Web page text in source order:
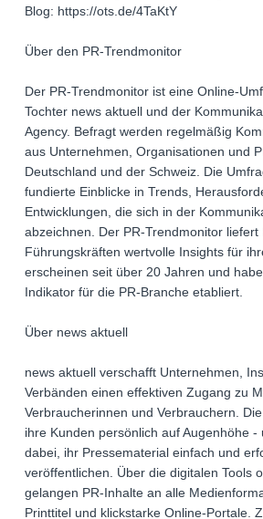
Blog: https://ots.de/4TaKtY
Über den PR-Trendmonitor
Der PR-Trendmonitor ist eine Online-
Tochter news aktuell und der
Agency. Befragt werden regelmäßig
aus Unternehmen, Organisationen und
Deutschland und der Schweiz. Die
fundierte Einblicke in Trends,
Entwicklungen, die sich in der
abzeichnen. Der PR-Trendmonitor liefert
Führungskräften wertvolle Insights für
erscheinen seit über 20 Jahren und
Indikator für die PR-Branche etabliert.
Über news aktuell
news aktuell verschafft Unternehmen,
Verbänden einen effektiven Zugang zu
Verbraucherinnen und Verbrauchern.
ihre Kunden persönlich auf Augenhöhe -
dabei, ihr Pressematerial einfach und
veröffentlichen. Über die digitalen Tools
gelangen PR-Inhalte an alle
Printtitel und klickstarke Online-Portale.